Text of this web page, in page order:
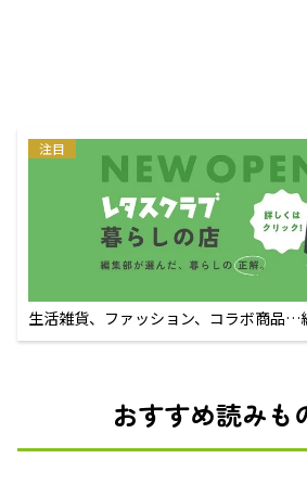
注目
生活雑貨、ファッション、コラボ商品…
えるECサイト
おすすめ読みも